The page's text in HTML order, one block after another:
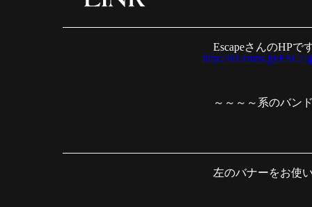
EscapeさんのHPで
http://80.xmbs.jp/ESC/
～～～～系のバン
左のバナーをお使